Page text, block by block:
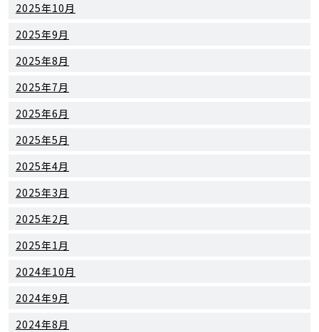
2025年10月
2025年9月
2025年8月
2025年7月
2025年6月
2025年5月
2025年4月
2025年3月
2025年2月
2025年1月
2024年10月
2024年9月
2024年8月